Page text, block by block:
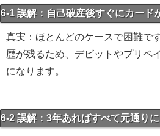
6-1 誤解：自己破産後すぐにカード
真実：ほとんどのケースで困難で
歴が残るため、デビットやプリペ
になります。
6-2 誤解：3年あればすべて元通り